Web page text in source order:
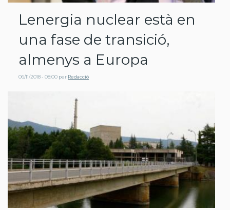
Lenergia nuclear està en
una fase de transició,
almenys a Europa
06/11/2018 - 08:00 per Redacció